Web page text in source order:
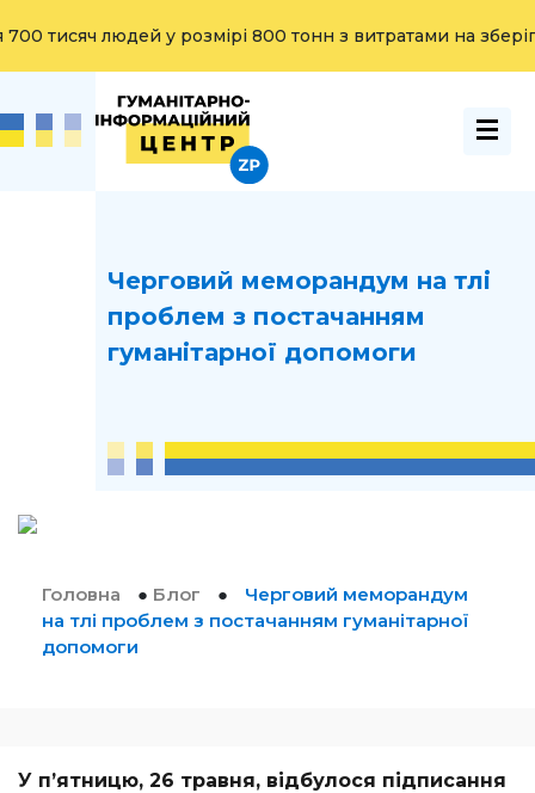
тисяч людей у розмірі 800 тонн з витратами на
Черговий меморандум на тлі
проблем з постачанням
гуманітарної допомоги
Головна ● Блог ●
Черговий меморандум
на тлі проблем з постачанням гуманітарної
допомоги
У п’ятницю, 26 травня, відбулося підписання